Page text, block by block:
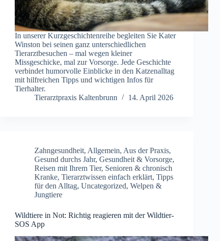
In unserer Kurzgeschichtenreihe begleiten Sie Kater
Winston bei seinen ganz unterschiedlichen
Tierarztbesuchen – mal wegen kleiner
Missgeschicke, mal zur Vorsorge. Jede Geschichte
verbindet humorvolle Einblicke in den Katzenalltag
mit hilfreichen Tipps und wichtigen Infos für
Tierhalter.
Tierarztpraxis Kaltenbrunn
14. April 2026
Zahngesundheit, Allgemein, Aus der Praxis,
Gesund durchs Jahr, Gesundheit & Vorsorge,
Reisen mit Ihrem Tier, Senioren & chronisch
Kranke, Tierarztwissen einfach erklärt, Tipps
für den Alltag, Uncategorized, Welpen &
Jungtiere
Wildtiere in Not: Richtig reagieren mit der Wildtier-
SOS App